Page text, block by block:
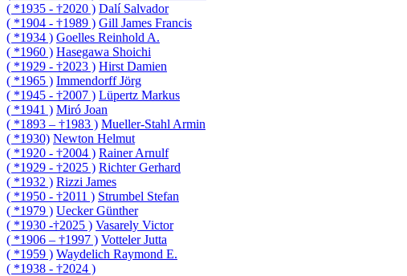
( *1935 - †2020 ) Dalí Salvador
( *1904 - †1989 ) Gill James Francis
( *1934 ) Goelles Reinhold A.
( *1960 ) Hasegawa Shoichi
( *1929 - †2023 ) Hirst Damien
( *1965 ) Immendorff Jörg
( *1945 - †2007 ) Lüpertz Markus
( *1941 ) Miró Joan
( *1893 – †1983 ) Mueller-Stahl Armin
( *1930) Newton Helmut
( *1920 - †2004 ) Rainer Arnulf
( *1929 - †2025 ) Richter Gerhard
( *1932 ) Rizzi James
( *1950 - †2011 ) Strumbel Stefan
( *1979 ) Uecker Günther
( *1930 -†2025 ) Vasarely Victor
( *1906 – †1997 ) Votteler Jutta
( *1959 ) Waydelich Raymond E.
( *1938 - †2024 )